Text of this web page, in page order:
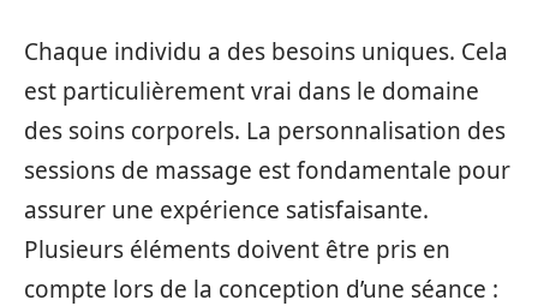
Chaque individu a des besoins uniques. Cela
est particulièrement vrai dans le domaine
des soins corporels. La personnalisation des
sessions de massage est fondamentale pour
assurer une expérience satisfaisante.
Plusieurs éléments doivent être pris en
compte lors de la conception d’une séance :